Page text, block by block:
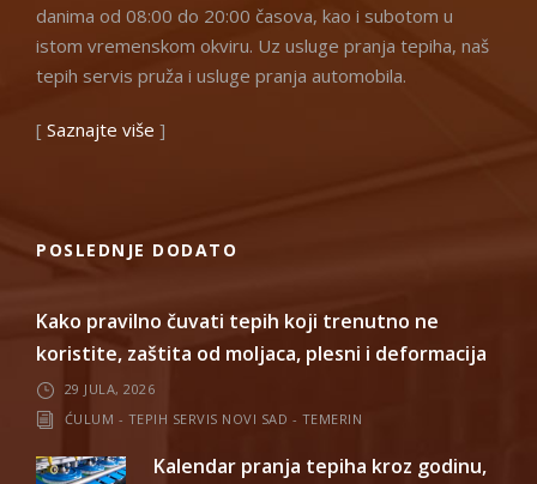
danima od 08:00 do 20:00 časova, kao i subotom u
istom vremenskom okviru. Uz usluge pranja tepiha, naš
tepih servis pruža i usluge pranja automobila.
[ Saznajte više ]
POSLEDNJE DODATO
Kako pravilno čuvati tepih koji trenutno ne
koristite, zaštita od moljaca, plesni i deformacija
29 JULA, 2026
ĆULUM - TEPIH SERVIS NOVI SAD - TEMERIN
Kalendar pranja tepiha kroz godinu,